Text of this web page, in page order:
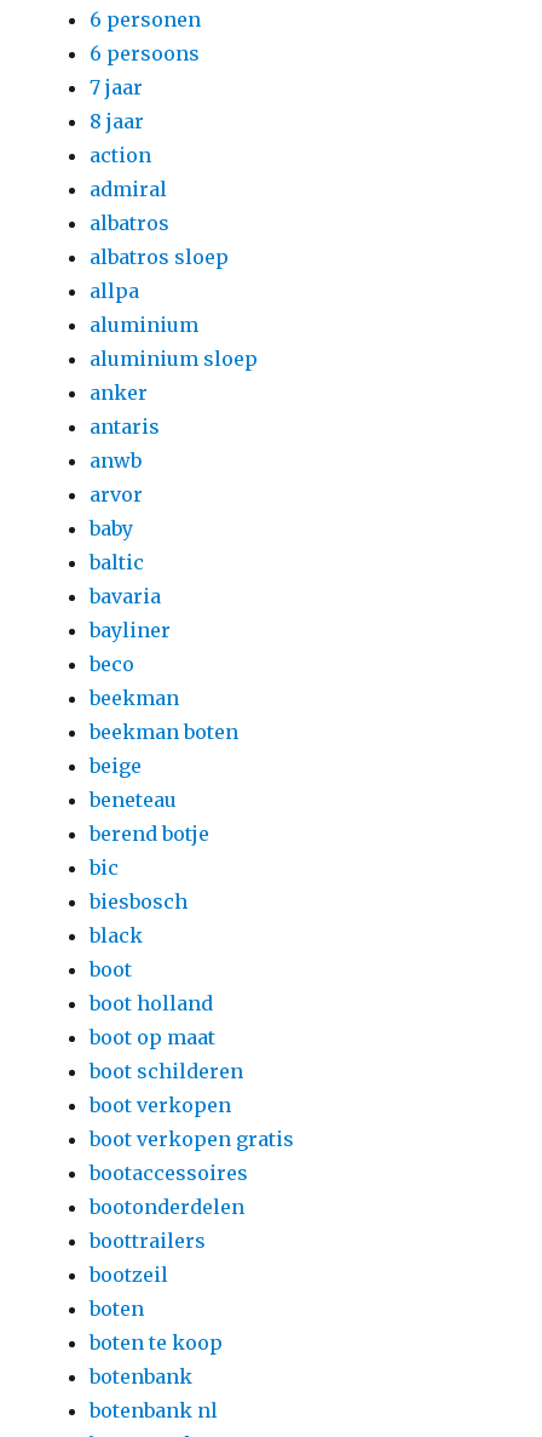
6 personen
6 persoons
7 jaar
8 jaar
action
admiral
albatros
albatros sloep
allpa
aluminium
aluminium sloep
anker
antaris
anwb
arvor
baby
baltic
bavaria
bayliner
beco
beekman
beekman boten
beige
beneteau
berend botje
bic
biesbosch
black
boot
boot holland
boot op maat
boot schilderen
boot verkopen
boot verkopen gratis
bootaccessoires
bootonderdelen
boottrailers
bootzeil
boten
boten te koop
botenbank
botenbank nl